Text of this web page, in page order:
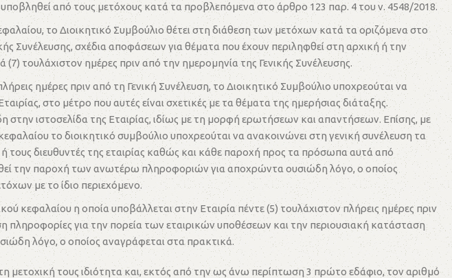
από τους μετόχους κατά τα προβλεπόμενα στο άρθρο 123 παρ. 4 του ν. 4548/2018.
το Διοικητικό Συμβούλιο θέτει στη διάθεση των μετόχων κατά τα οριζόμενα στο
Συνέλευσης, σχέδια αποφάσεων για θέματα που έχουν περιληφθεί στη αρχική ή την
τουλάχιστον ημέρες πριν από την ημερομηνία της Γενικής Συνέλευσης.
ημέρες πριν από τη Γενική Συνέλευση, το Διοικητικό Συμβούλιο υποχρεούται να
στο μέτρο που αυτές είναι σχετικές με τα θέματα της ημερήσιας διάταξης.
ιστοσελίδα της Εταιρίας, ιδίως με τη μορφή ερωτήσεων και απαντήσεων. Επίσης, με
το διοικητικό συμβούλιο υποχρεούται να ανακοινώνει στη γενική συνέλευση τα
τους διευθυντές της εταιρίας καθώς και κάθε παροχή προς τα πρόσωπα αυτά από
την παροχή των ανωτέρω πληροφοριών για αποχρώντα ουσιώδη λόγο, ο οποίος
με το ίδιο περιεχόμενο.
η οποία υποβάλλεται στην Εταιρία πέντε (5) τουλάχιστον πλήρεις ημέρες πριν
πληροφορίες για την πορεία των εταιρικών υποθέσεων και την περιουσιακή κατάσταση
λόγο, ο οποίος αναγράφεται στα πρακτικά.
μετοχική τους ιδιότητα και, εκτός από την ως άνω περίπτωση 3 πρώτο εδάφιο, τον αριθμό